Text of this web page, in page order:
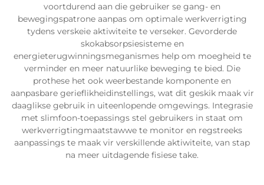
voortdurend aan die gebruiker se gang- en
bewegingspatrone aanpas om optimale werkverrigting
tydens verskeie aktiwiteite te verseker. Gevorderde
skokabsorpsiesisteme en
energieterugwinningsmeganismes help om moegheid te
verminder en meer natuurlike beweging te bied. Die
prothese het ook weerbestande komponente en
aanpasbare gerieflikheidinstellings, wat dit geskik maak vir
daaglikse gebruik in uiteenlopende omgewings. Integrasie
met slimfoon-toepassings stel gebruikers in staat om
werkverrigtingmaatstawwe te monitor en regstreeks
aanpassings te maak vir verskillende aktiwiteite, van stap
na meer uitdagende fisiese take.